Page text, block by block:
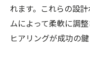
れます。これらの設
ムによって柔軟に調
ヒアリングが成功の鍵